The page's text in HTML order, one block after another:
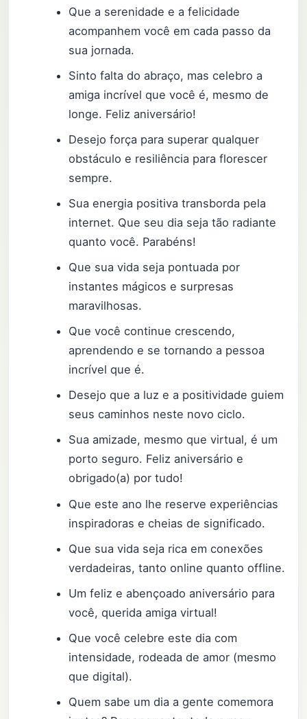
Que a serenidade e a felicidade
acompanhem você em cada passo da
sua jornada.
Sinto falta do abraço, mas celebro a
amiga incrível que você é, mesmo de
longe. Feliz aniversário!
Desejo força para superar qualquer
obstáculo e resiliência para florescer
sempre.
Sua energia positiva transborda pela
internet. Que seu dia seja tão radiante
quanto você. Parabéns!
Que sua vida seja pontuada por
instantes mágicos e surpresas
maravilhosas.
Que você continue crescendo,
aprendendo e se tornando a pessoa
incrível que é.
Desejo que a luz e a positividade guiem
seus caminhos neste novo ciclo.
Sua amizade, mesmo que virtual, é um
porto seguro. Feliz aniversário e
obrigado(a) por tudo!
Que este ano lhe reserve experiências
inspiradoras e cheias de significado.
Que sua vida seja rica em conexões
verdadeiras, tanto online quanto offline.
Um feliz e abençoado aniversário para
você, querida amiga virtual!
Que você celebre este dia com
intensidade, rodeada de amor (mesmo
que digital).
Quem sabe um dia a gente comemora